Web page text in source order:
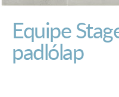
Equipe
padlólap